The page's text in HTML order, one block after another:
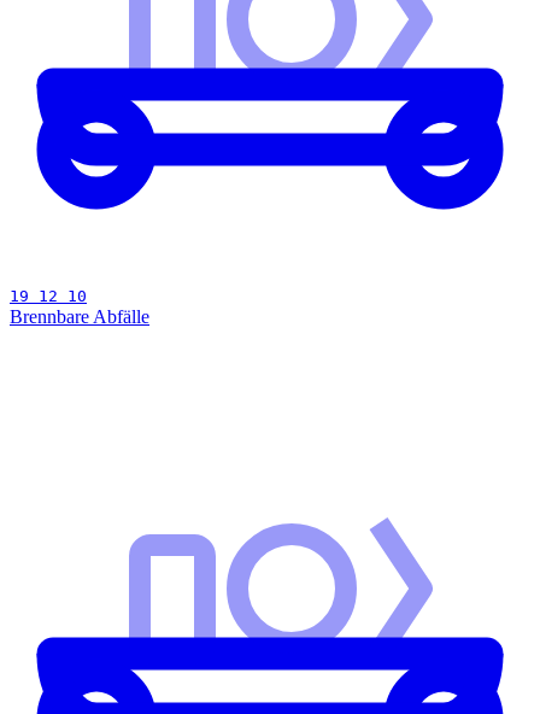
19 12 10
Brennbare Abfälle